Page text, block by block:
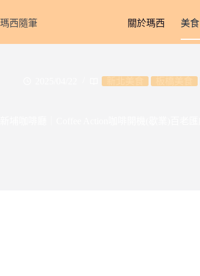
至
瑪西隨筆 關於瑪西 美食